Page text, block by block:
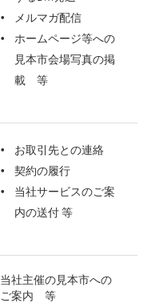
メルマガ配信
ホームページ等への
見本市会場写真の掲
載 等
お取引先との連絡
契約の履行
当社サービスのご案
内の送付 等
当社主催の見本市への
ご案内 等